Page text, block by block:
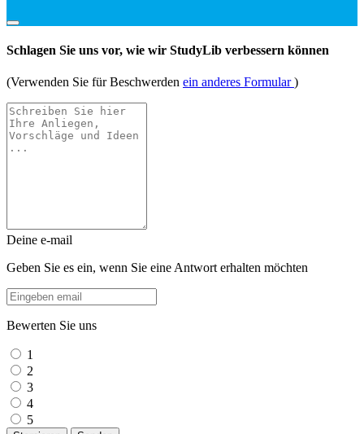
Schlagen Sie uns vor, wie wir StudyLib verbessern können
(Verwenden Sie für Beschwerden ein anderes Formular)
Deine e-mail
Geben Sie es ein, wenn Sie eine Antwort erhalten möchten
Bewerten Sie uns
1
2
3
4
5